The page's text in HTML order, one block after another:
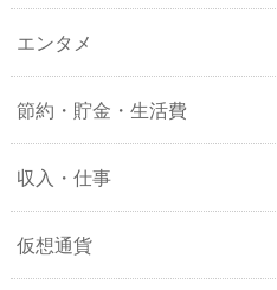
エンタメ
節約・貯金・生活費
収入・仕事
仮想通貨